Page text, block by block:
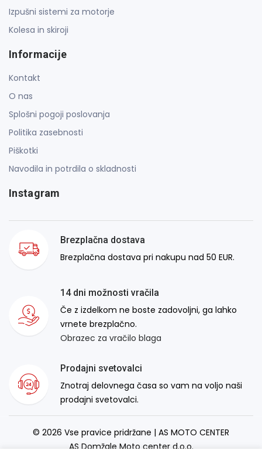
Izpušni sistemi za motorje
Kolesa in skiroji
Informacije
Kontakt
O nas
Splošni pogoji poslovanja
Politika zasebnosti
Piškotki
Navodila in potrdila o skladnosti
Instagram
Brezplačna dostava
Brezplačna dostava pri nakupu nad 50 EUR.
14 dni možnosti vračila
Če z izdelkom ne boste zadovoljni, ga lahko
vrnete brezplačno.
Obrazec za vračilo blaga
Prodajni svetovalci
Znotraj delovnega časa so vam na voljo naši
prodajni svetovalci.
© 2026 Vse pravice pridržane | AS MOTO CENTER
AS Domžale Moto center d.o.o.